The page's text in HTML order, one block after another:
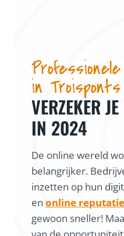
Professionele
in Troisponts
VERZEKER
IN 2024
De online wereld
belangrijker.
inzetten op hun
en online reputatie
gewoon sneller!